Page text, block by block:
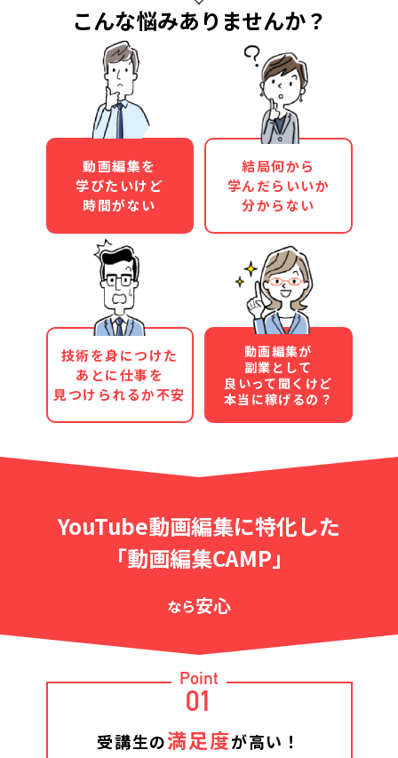
こんな悩みありませんか？
動画編集を
学びたいけど
時間がない
結局何から
学んだらいいか
分からない
技術を身につけた
あとに仕事を
見つけられるか不安
動画編集が
副業として
良いって聞くけど
本当に稼げるの？
YouTube動画編集に特化した
「動画編集CAMP」
なら安心
Point
01
受講生の満足度が高い！